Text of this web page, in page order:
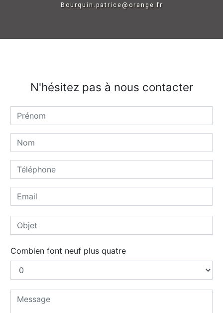
bourquin.patrice@orange.fr
N'hésitez pas à nous contacter
Combien font neuf plus quatre